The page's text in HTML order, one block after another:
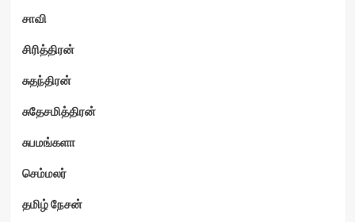
சாவி
சிரித்திரன்
சுதந்திரன்
சுதேசமித்திரன்
சுபமங்களா
செம்மலர்
தமிழ் நேசன்